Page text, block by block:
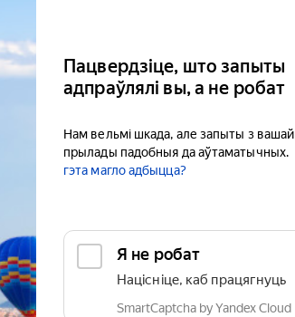
Пацвердзіце, што запыты
адпраўлялі вы, а не робат
Нам вельмі шкада, але запыты з вашай
прылады падобныя да аўтаматычных.
гэта магло адбыцца?
Я не робат
Націсніце, каб працягнуць
SmartCaptcha by Yandex Cloud